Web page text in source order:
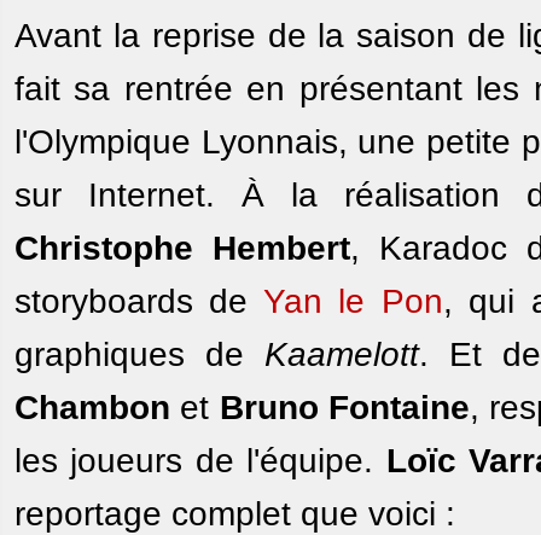
Avant la reprise de la saison de
fait sa rentrée en présentant les
l'Olympique Lyonnais, une petite
sur Internet. À la réalisation
Christophe Hembert, Karadoc
storyboards de Yan le Pon, qui
graphiques de Kaamelott. Et
Chambon et Bruno Fontaine,
les joueurs de l'équipe. Loïc
reportage complet que voici :